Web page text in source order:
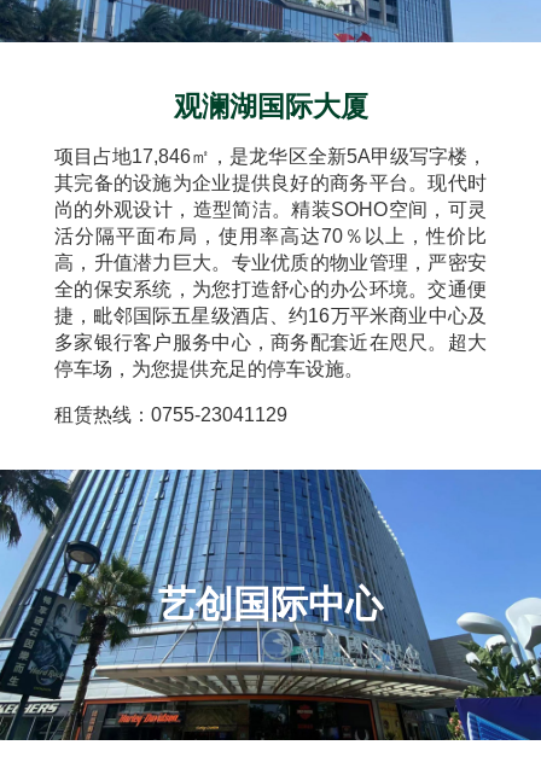
观澜湖国际大厦
项目占地17,846㎡，是龙华区全新5A甲级写字楼，
其完备的设施为企业提供良好的商务平台。现代时
尚的外观设计，造型简洁。精装SOHO空间，可灵
活分隔平面布局，使用率高达70％以上，性价比
高，升值潜力巨大。专业优质的物业管理，严密安
全的保安系统，为您打造舒心的办公环境。交通便
捷，毗邻国际五星级酒店、约16万平米商业中心及
多家银行客户服务中心，商务配套近在咫尺。超大
停车场，为您提供充足的停车设施。
租赁热线：0755-23041129
艺创国际中心